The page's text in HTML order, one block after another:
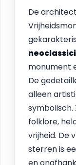
De
monument
De
alleen
folklore,
vrijheid. De
sterren is